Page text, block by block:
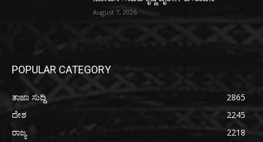
August 7, 2026
POPULAR CATEGORY
ತಾಜಾ ಸುದ್ದಿ
2865
ದೇಶ
2245
ರಾಜ್ಯ
2218